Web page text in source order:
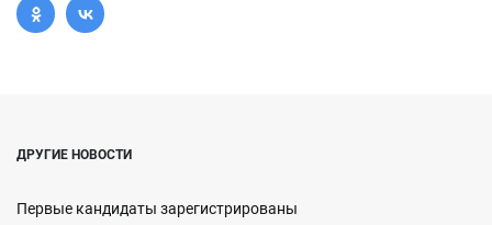
ДРУГИЕ НОВОСТИ
Первые кандидаты зарегистрированы